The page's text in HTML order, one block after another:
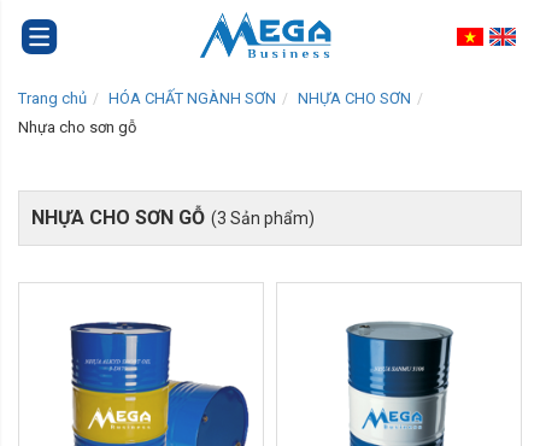
Trang chủ HÓA CHẤT NGÀNH SƠN
NHỰA CHO SƠN
Nhựa cho sơn gỗ
NHỰA CHO SƠN GỖ (3 Sản phẩm)